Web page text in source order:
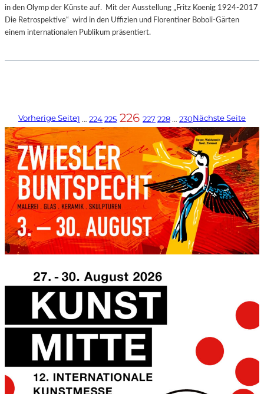
in den Olymp der Künste auf. Mit der Ausstellung „Fritz Koenig 1924-2017
Die Retrospektive“ wird in den Uffizien und Florentiner Boboli-Gärten
einem internationalen Publikum präsentiert.
Vorherige Seite1 … 224225 226 227228… 230Nächste Seite